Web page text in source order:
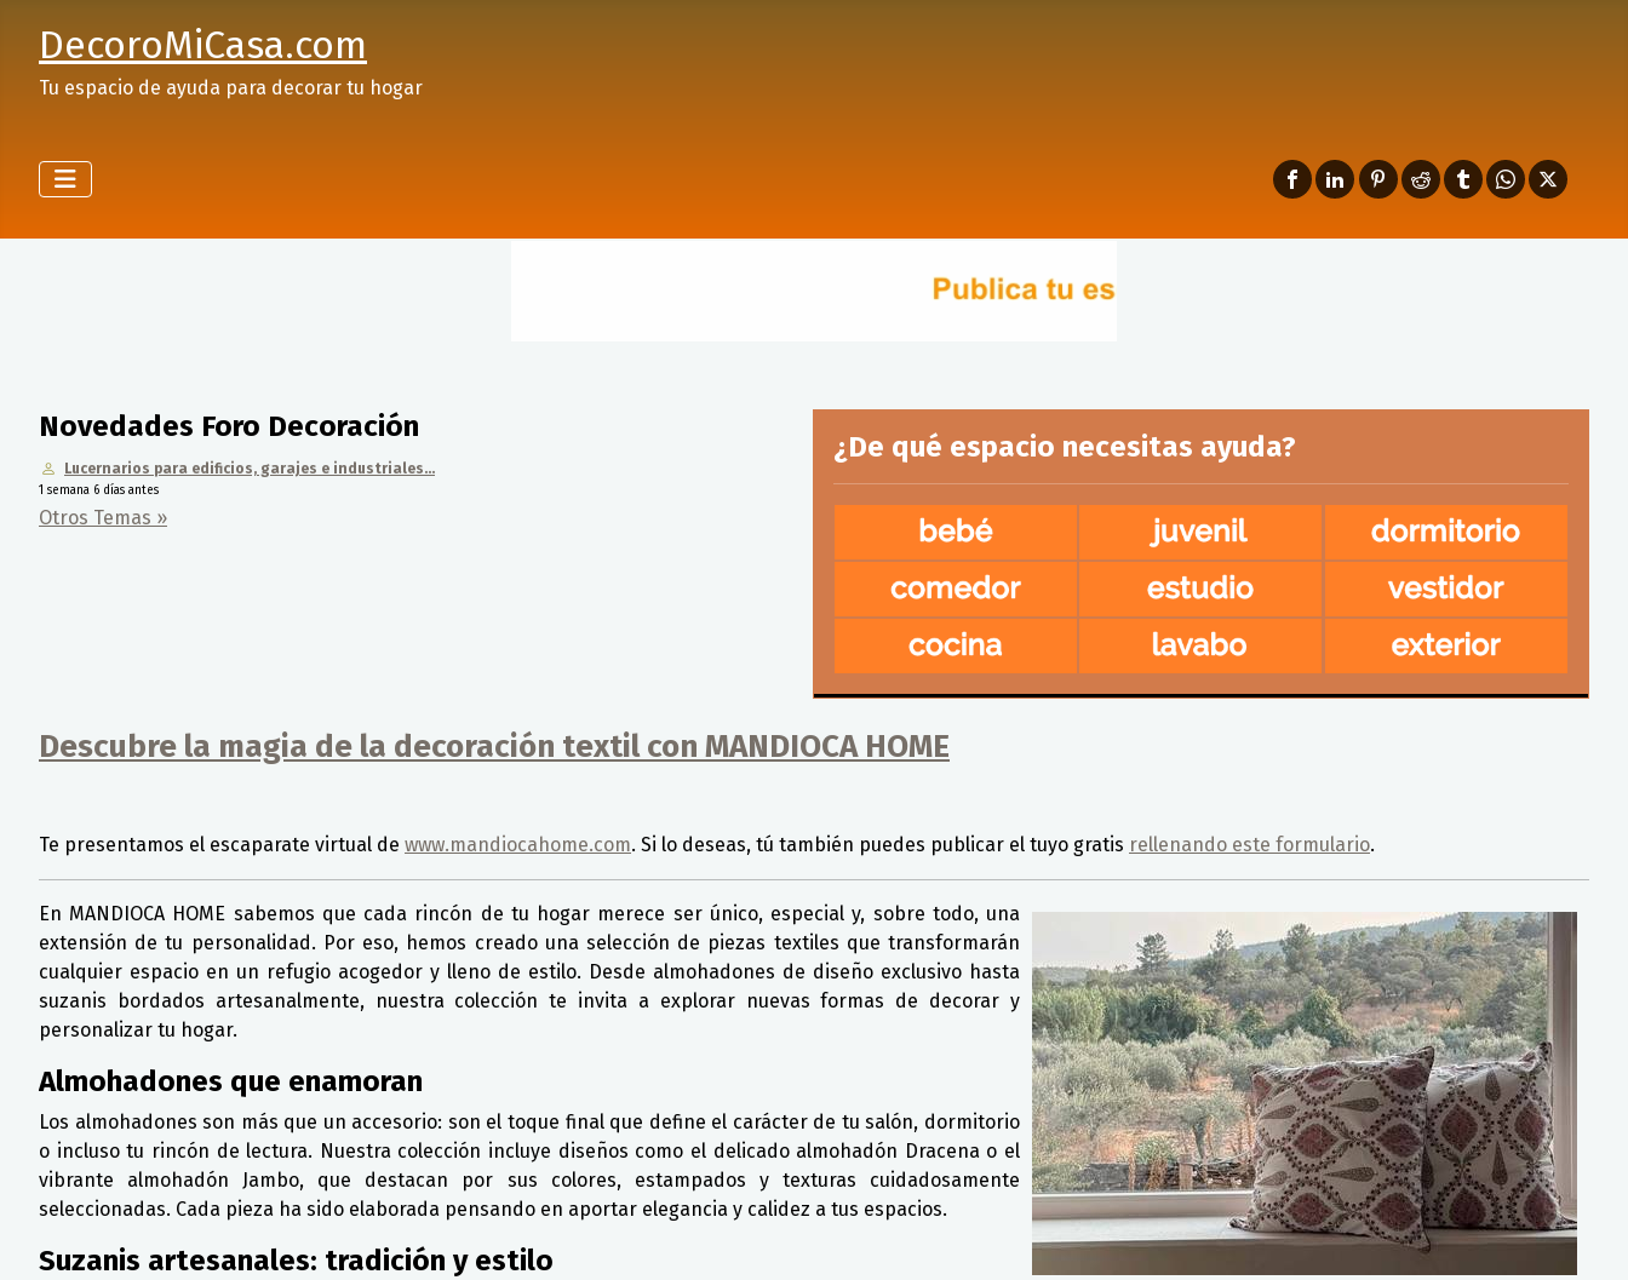
DecoroMiCasa.com
Tu espacio de ayuda para decorar tu hogar
Novedades Foro Decoración
Lucernarios para edificios, garajes e industriales...
1 semana 6 días antes
Otros Temas »
¿De qué espacio necesitas ayuda?
Descubre la magia de la decoración textil con MANDIOCA HOME
Te presentamos el escaparate virtual de www.mandiocahome.com. Si lo deseas, tú también puedes publicar el tuyo gratis rellenando este formulario.
En MANDIOCA HOME sabemos que cada rincón de tu hogar merece ser único, especial y, sobre todo, una
extensión de tu personalidad. Por eso, hemos creado una selección de piezas textiles que transformarán
cualquier espacio en un refugio acogedor y lleno de estilo. Desde almohadones de diseño exclusivo hasta
suzanis bordados artesanalmente, nuestra colección te invita a explorar nuevas formas de decorar y
personalizar tu hogar.
Almohadones que enamoran
Los almohadones son más que un accesorio: son el toque final que define el carácter de tu salón, dormitorio
o incluso tu rincón de lectura. Nuestra colección incluye diseños como el delicado almohadón Dracena o el
vibrante almohadón Jambo, que destacan por sus colores, estampados y texturas cuidadosamente
seleccionadas. Cada pieza ha sido elaborada pensando en aportar elegancia y calidez a tus espacios.
Suzanis artesanales: tradición y estilo